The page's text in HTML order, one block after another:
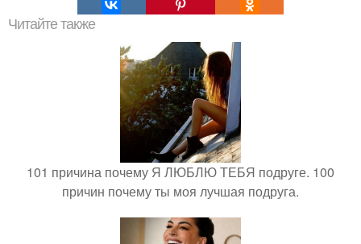
Читайте также
101 причина почему Я ЛЮБЛЮ ТЕБЯ подруге. 100
причин почему ты моя лучшая подруга.